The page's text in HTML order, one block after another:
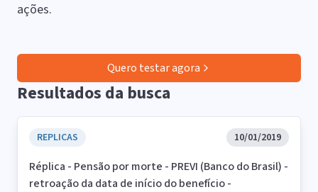
ações.
Quero testar agora
Resultados da busca
REPLICAS 10/01/2019
Réplica - Pensão por morte - PREVI (Banco do Brasil) -
retroação da data de início do benefício -